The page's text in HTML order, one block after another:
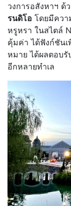
วงการอสังหาฯ
รนดิโอ โดยมีคว
หรูหรา ในสไตล์
คุ้มค่า ได้ฟังก์ชัน
หมาย ได้ผลตอบรั
อีกหลายทำเล